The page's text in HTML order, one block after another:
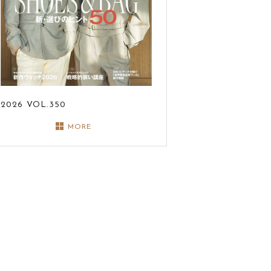
2026 VOL.350
MORE